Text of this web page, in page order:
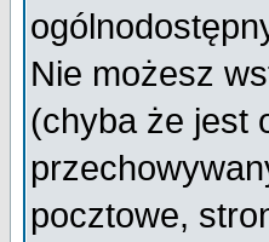
Nie możesz
(chyba że jest
pocztowe,